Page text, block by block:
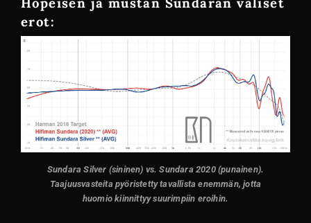
erot:
Sundara Silver (sininen) vs. Sundara 2020 (punainen).
Taajuusvasteita pyöristetty tavallista enemmän, jotta
huomio kiinnittyy suurimpiin eroihin.